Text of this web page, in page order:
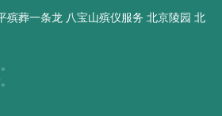
殡葬一条龙 八宝山殡仪服务 北京陵园 北